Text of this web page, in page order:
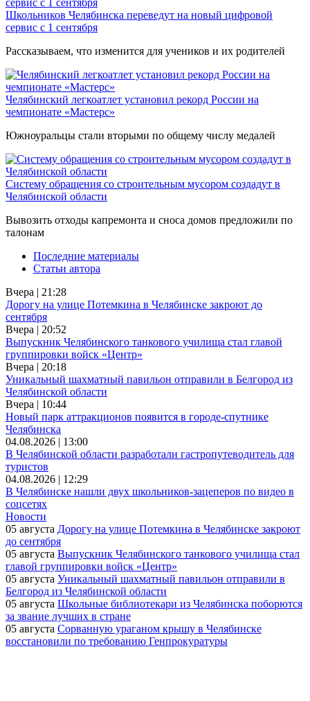
Школьников Челябинска переведут на новый цифровой
сервис с 1 сентября
Рассказываем, что изменится для учеников и их родителей
Челябинский легкоатлет установил рекорд России на
чемпионате «Мастерс»
Южноуральцы стали вторыми по общему числу медалей
Систему обращения со строительным мусором создадут в
Челябинской области
Вывозить отходы капремонта и сноса домов предложили по
талонам
Последние материалы
Статьи автора
Вчера | 21:28
Дорогу на улице Потемкина в Челябинске закроют до
сентября
Вчера | 20:52
Выпускник Челябинского танкового училища стал главой
группировки войск «Центр»
Вчера | 20:18
Уникальный шахматный павильон отправили в Белгород из
Челябинской области
Вчера | 10:44
Новый парк аттракционов появится в городе-спутнике
Челябинска
04.08.2026 | 13:00
В Челябинской области разработали гастропутеводитель для
туристов
04.08.2026 | 12:29
В Челябинске нашли двух школьников-зацеперов по видео в
соцсетях
Новости
05 августа Дорогу на улице Потемкина в Челябинске закроют
до сентября
05 августа Выпускник Челябинского танкового училища стал
главой группировки войск «Центр»
05 августа Уникальный шахматный павильон отправили в
Белгород из Челябинской области
05 августа Школьные библиотекари из Челябинска поборются
за звание лучших в стране
05 августа Сорванную ураганом крышу в Челябинске
восстановили по требованию Генпрокуратуры